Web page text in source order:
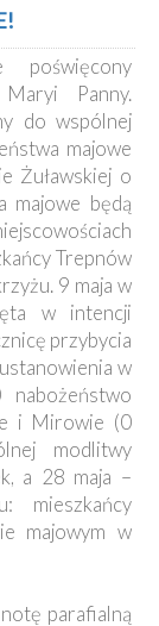
Panny.
do wspólnej
majowe
Żuławskiej o
majowe będą
Trepnów
9 maja w
w intencji
przybycia
w
i Mirowie (0
modlitwy
a 28 maja –
mieszkańcy
majowym w
parafialną